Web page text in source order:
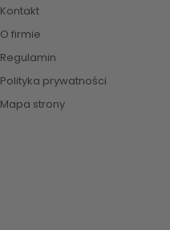
Kontakt
O firmie
Regulamin
Polityka prywatności
Mapa strony